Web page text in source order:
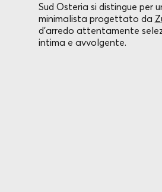
Sud Osteria si distingue per
minimalista progettato da
d'arredo attentamente
intima e avvolgente.